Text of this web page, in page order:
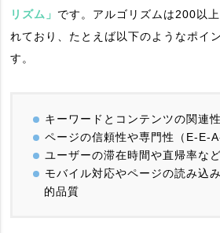
リズム」 です。アルゴリズムは200以
れており、たとえば以下のようなポイ
す。
キーワードとコンテンツの関連性
ページの信頼性や専門性（E-E-
ユーザーの滞在時間や直帰率な
モバイル対応やページの読み込
的品質